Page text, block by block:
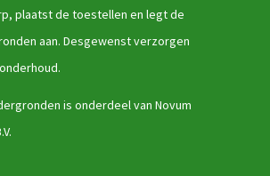
plaatst de toestellen en legt de
aan. Desgewenst verzorgen
is onderdeel van Novum